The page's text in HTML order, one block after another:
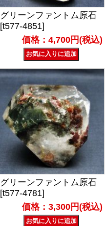
グリーンファントム原石
[t577-4851]
価格：4,700円(税込)
グリーンファントム原石
[t577-4781]
価格：3,300円(税込)